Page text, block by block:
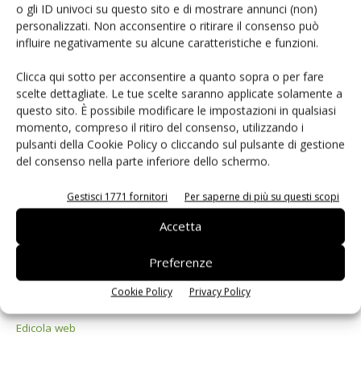
o gli ID univoci su questo sito e di mostrare annunci (non)
personalizzati. Non acconsentire o ritirare il consenso può
influire negativamente su alcune caratteristiche e funzioni.
Clicca qui sotto per acconsentire a quanto sopra o per fare
scelte dettagliate. Le tue scelte saranno applicate solamente a
questo sito. È possibile modificare le impostazioni in qualsiasi
momento, compreso il ritiro del consenso, utilizzando i
pulsanti della Cookie Policy o cliccando sul pulsante di gestione
del consenso nella parte inferiore dello schermo.
Gestisci 1771 fornitori Per saperne di più su questi scopi
Accetta
Preferenze
Cookie Policy Privacy Policy
Edicola web
PCB Magazine
Edicola web